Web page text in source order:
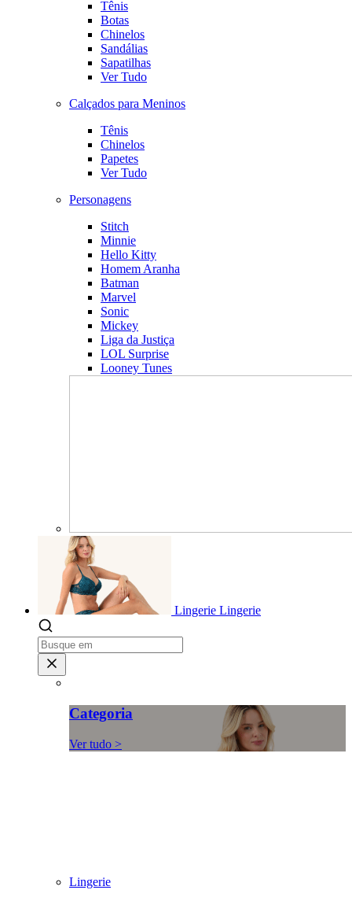
Tênis
Botas
Chinelos
Sandálias
Sapatilhas
Ver Tudo
Calçados para Meninos
Tênis
Chinelos
Papetes
Ver Tudo
Personagens
Stitch
Minnie
Hello Kitty
Homem Aranha
Batman
Marvel
Sonic
Mickey
Liga da Justiça
LOL Surprise
Looney Tunes
Lingerie Lingerie
Categoria
Ver tudo >
Lingerie